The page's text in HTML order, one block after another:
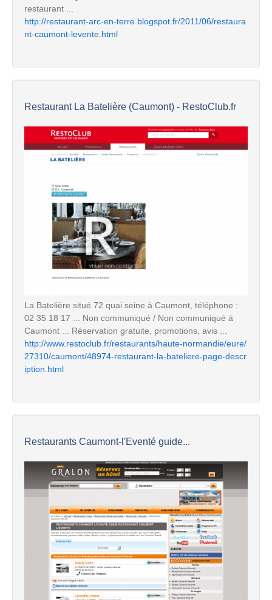
restaurant ...
http://restaurant-arc-en-terre.blogspot.fr/2011/06/restaura
nt-caumont-levente.html
Restaurant La Batelière (Caumont) - RestoClub.fr
La Batelière situé 72 quai seine à Caumont, téléphone :
02 35 18 17 ... Non communiqué / Non communiqué à
Caumont ... Réservation gratuite, promotions, avis ...
http://www.restoclub.fr/restaurants/haute-normandie/eure/
27310/caumont/48974-restaurant-la-bateliere-page-descr
iption.html
Restaurants Caumont-l'Eventé guide...